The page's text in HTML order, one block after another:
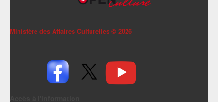
Ministère des Affaires Culturelles © 2026